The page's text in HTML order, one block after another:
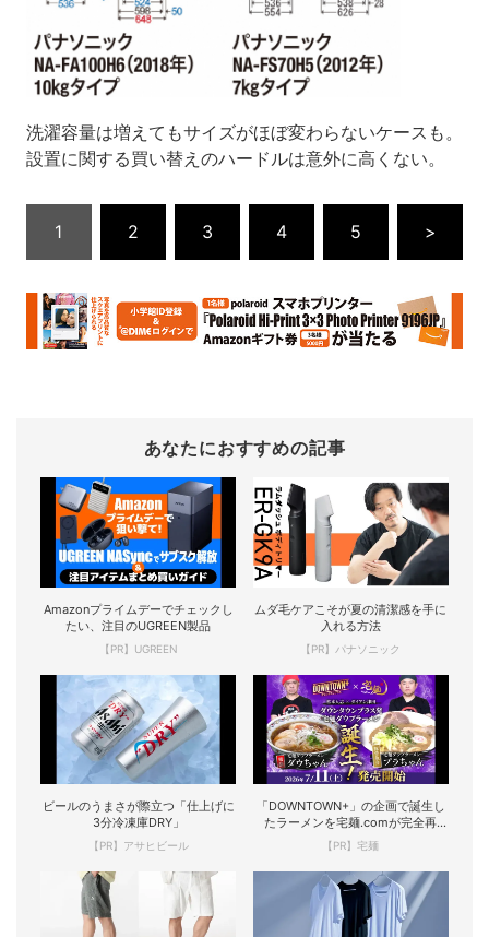
洗濯容量は増えてもサイズがほぼ変わらないケースも。
設置に関する買い替えのハードルは意外に高くない。
1 2 3 4 5 >
あなたにおすすめの記事
Amazonプライムデーでチェックし
たい、注目のUGREEN製品
【PR】UGREEN
ムダ毛ケアこそが夏の清潔感を手に
入れる方法
【PR】パナソニック
ビールのうまさが際立つ「仕上げに
3分冷凍庫DRY」
【PR】アサヒビール
「DOWNTOWN+」の企画で誕生し
たラーメンを宅麺.comが完全再
現！
【PR】宅麺